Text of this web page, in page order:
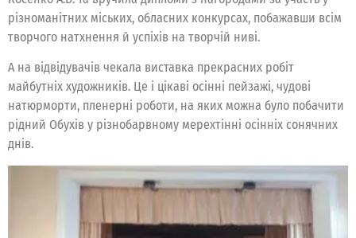
різноманітних міських, обласних конкурсах, побажавши всім
творчого натхнення й успіхів на творчій ниві.
А на відвідувачів чекала виставка прекрасних робіт
майбутніх художників. Це і цікаві осінні пейзажі, чудові
натюрморти, пленерні роботи, на яких можна було побачити
рідний Обухів у різнобарвному мерехтінні осінніх сонячних
днів.